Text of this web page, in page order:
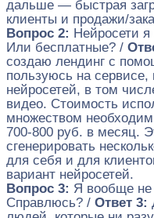
дальше — быстрая
клиенты и продажи/
Вопрос 2: Нейросети
Или бесплатные? /
создаю лендинг с
пользуюсь на сервисе,
нейросетей, в том
видео. Стоимость
множеством
700-800 руб. в месяц.
сгенерировать
для себя и для
вариант нейросетей.
Вопрос 3: Я вообще не
Справлюсь? / Ответ 3: